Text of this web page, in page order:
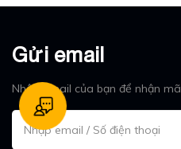
Gửi email
Nhập email của bạn để nhận